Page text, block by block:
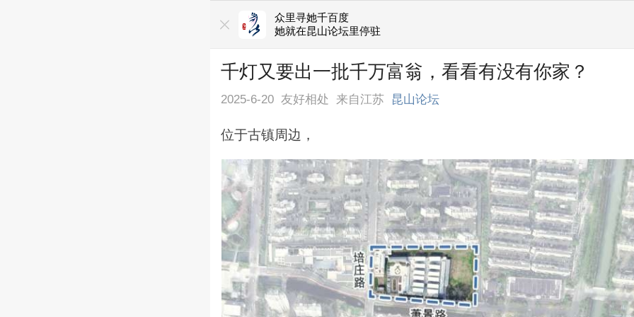
众里寻她千百度
她就在昆山论坛里停驻
千灯又要出一批千万富翁，看看有没有你家？
2025-6-20 友好相处 来自江苏 昆山论坛
位于古镇周边，